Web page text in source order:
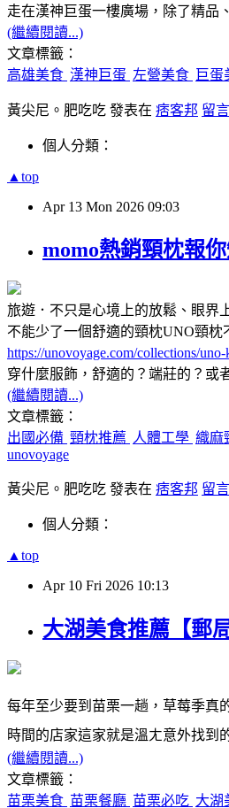
走在漢神巨蛋一樓廣場，除了精品
(繼續閱讀...)
文章標籤：
高雄美食 漢神巨蛋 左營美食 巨蛋
黃尖尼。肥吃吃 發表在 痞客邦 留言
個人分類：
▲top
Apr 13 Mon 2026 09:03
momo熱銷頸枕報
旅遊．不只是心境上的放鬆、眼界
不能少了一個舒適的頸枕UNO頸
https://unovoyage.com/collections/
穿什麼服飾，舒適的？端莊的？或
(繼續閱讀...)
文章標籤：
出國必備 頸枕推薦 人體工學 織麻
unovoyage
黃尖尼。肥吃吃 發表在 痞客邦 留言
個人分類：
▲top
Apr 10 Fri 2026 10:13
大湖美食推薦【郵
每年至少要到苗栗一趟，草莓季真
時間的店家這家就是溫ㄤ意外找到
(繼續閱讀...)
文章標籤：
苗栗美食 苗栗餐廳 苗栗必吃 大湖